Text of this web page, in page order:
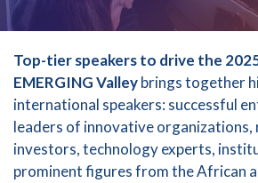
Top-tier speakers to drive the
EMERGING Valleybrings together
international speakers: successful
leaders of innovative organizations,
investors, technology experts,
prominent figures from the African